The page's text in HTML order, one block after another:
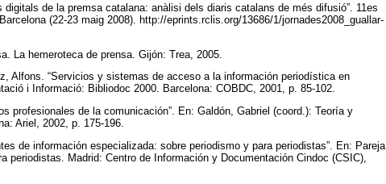
de la premsa catalana: anàlisi dels diaris catalans de més difusió”. 11es
(22-23 maig 2008). http://eprints.rclis.org/13686/1/jornades2008_guallar-
La hemeroteca de prensa. Gijón: Trea, 2005.
Alfons. “Servicios y sistemas de acceso a la información periodística en
i Informació: Bibliodoc 2000. Barcelona: COBDC, 2001, p. 85-102.
profesionales de la comunicación”. En: Galdón, Gabriel (coord.): Teoría y
Ariel, 2002, p. 175-196.
de información especializada: sobre periodismo y para periodistas”. En: Pareja
periodistas. Madrid: Centro de Información y Documentación Cindoc (CSIC),